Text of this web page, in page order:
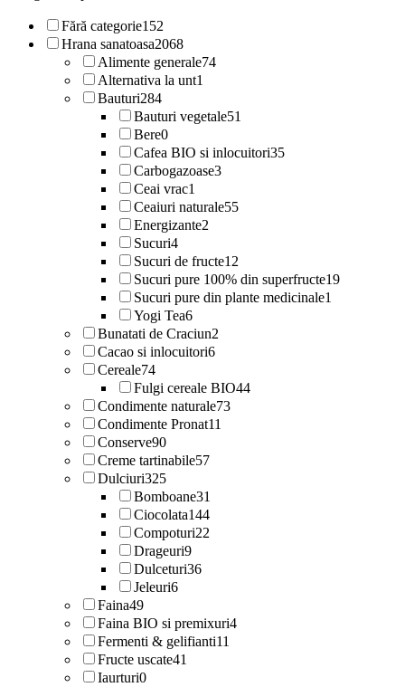
Fără categorie152
Hrana sanatoasa2068
Alimente generale74
Alternativa la unt1
Bauturi284
Bauturi vegetale51
Bere0
Cafea BIO si inlocuitori35
Carbogazoase3
Ceai vrac1
Ceaiuri naturale55
Energizante2
Sucuri4
Sucuri de fructe12
Sucuri pure 100% din superfructe19
Sucuri pure din plante medicinale1
Yogi Tea6
Bunatati de Craciun2
Cacao si inlocuitori6
Cereale74
Fulgi cereale BIO44
Condimente naturale73
Condimente Pronat11
Conserve90
Creme tartinabile57
Dulciuri325
Bomboane31
Ciocolata144
Compoturi22
Drageuri9
Dulceturi36
Jeleuri6
Faina49
Faina BIO si premixuri4
Fermenti & gelifianti11
Fructe uscate41
Iaurturi0